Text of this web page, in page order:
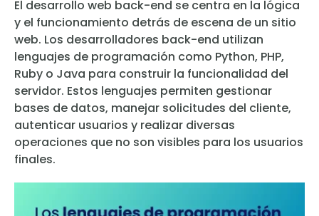
El desarrollo web back-end se centra en la lógica
y el funcionamiento detrás de escena de un sitio
web. Los desarrolladores back-end utilizan
lenguajes de programación como Python, PHP,
Ruby o Java para construir la funcionalidad del
servidor. Estos lenguajes permiten gestionar
bases de datos, manejar solicitudes del cliente,
autenticar usuarios y realizar diversas
operaciones que no son visibles para los usuarios
finales.